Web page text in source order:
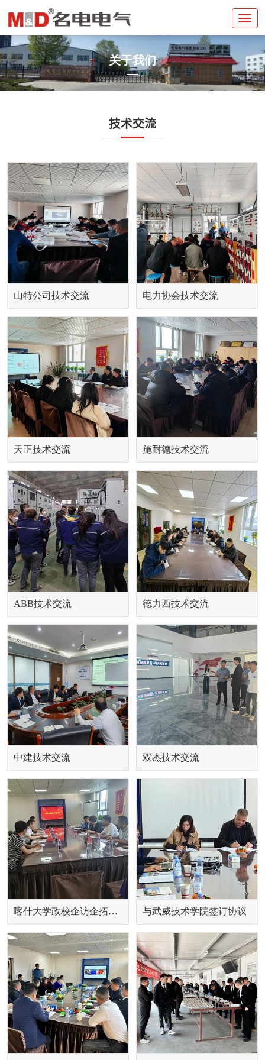
关于我们
技术交流
山特公司技术交流 电力协会技术交流
天正技术交流 施耐德技术交流
ABB技术交流 德力西技术交流
中建技术交流 双杰技术交流
喀什大学政校企访企拓岗座谈会 与武威技术学院签订协议